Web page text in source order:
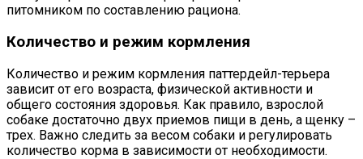
питомником по составлению рациона.
Количество и режим кормления
Количество и режим кормления паттердейл-терьера
зависит от его возраста, физической активности и
общего состояния здоровья. Как правило, взрослой
собаке достаточно двух приемов пищи в день, а щенку –
трех. Важно следить за весом собаки и регулировать
количество корма в зависимости от необходимости.